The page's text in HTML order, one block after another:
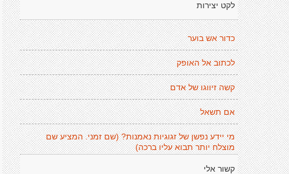
לקט יצירות
כדור אש בוער
לכתוב אל האופק
קשה זיווגו של אדם
אם תשאל
מי יידע נפשן של זגוגיות נאמנות? (שם זמני. המציע שם
מוצלח יותר תבוא עליו ברכה)
קשור אלי